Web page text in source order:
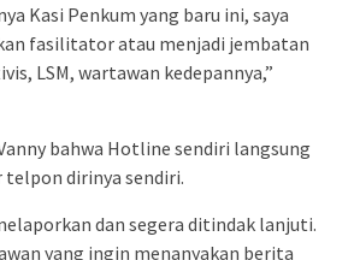
Kasi Penkum yang baru ini, saya
fasilitator atau menjadi jembatan
LSM, wartawan kedepannya,”
bahwa Hotline sendiri langsung
dirinya sendiri.
dan segera ditindak lanjuti.
yang ingin menanyakan berita